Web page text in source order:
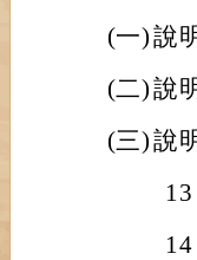
(一)說
(二)說
(三)說